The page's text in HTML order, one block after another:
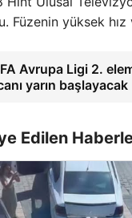
Füzenin yüksek
Avrupa Ligi 2.
yarın başlayacak
Edilen